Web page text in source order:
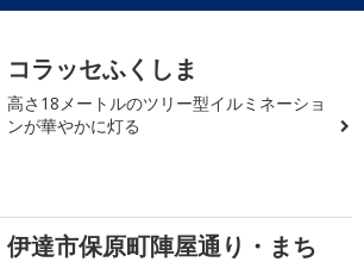
コラッセふくしま
高さ18メートルのツリー型イルミネーショ
ンが華やかに灯る
伊達市保原町陣屋通り・まち